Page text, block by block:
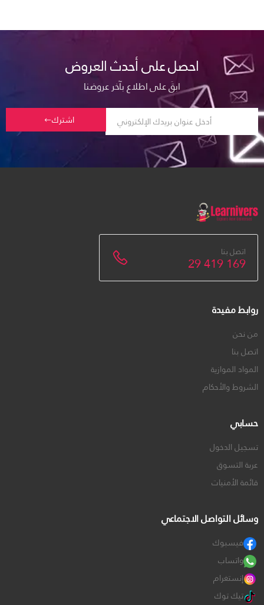
احصل على أحدث العروض
ابقَ على اطلاع بآخر عروضنا
اشترك
اتصل بنا
29 419 169
روابط مفيدة
من نحن
اتصل بنا
المواد الموازية
الشروط والأحكام
حسابي
تسجيل الدخول
عربة التسوق
قائمة الأمنيات
وسائل التواصل الاجتماعي
فيسبوك
واتساب
إنستغرام
تيك توك